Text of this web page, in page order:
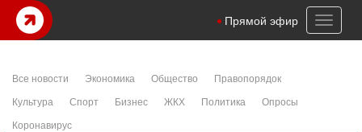
Toggle
Прямой эфир
Все новости Экономика Общество
Правопорядок
Культура
Спорт Бизнес ЖКХ Политика
Опросы
Коронавирус